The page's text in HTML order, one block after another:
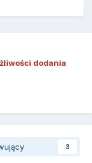
dodania
3